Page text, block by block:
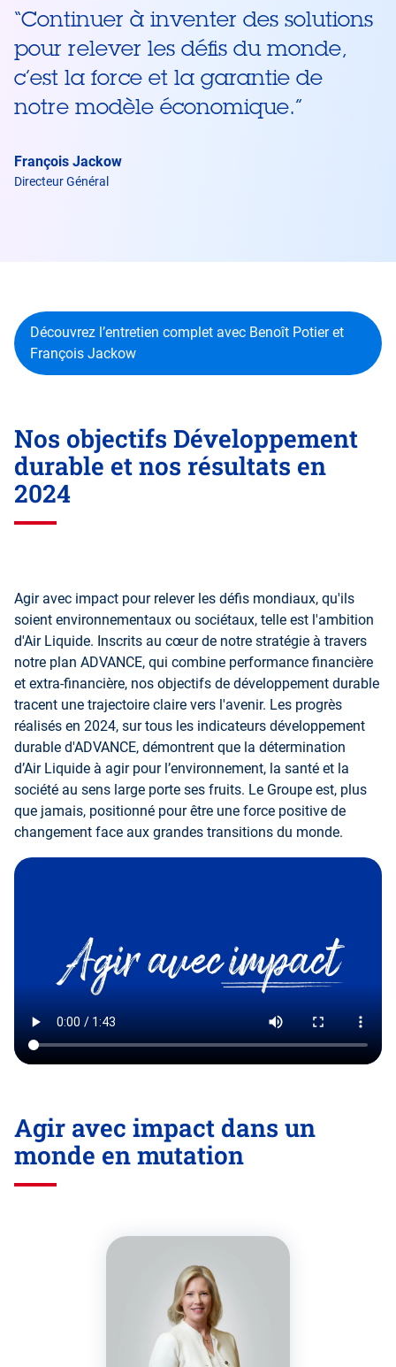
“Continuer à inventer des solutions
pour relever les défis du monde,
c’est la force et la garantie de
notre modèle économique.”
François Jackow
Directeur Général
Découvrez l’entretien complet avec Benoît Potier et
François Jackow
Nos objectifs Développement
durable et nos résultats en
2024
Agir avec impact pour relever les défis mondiaux, qu'ils
soient environnementaux ou sociétaux, telle est l'ambition
d'Air Liquide. Inscrits au cœur de notre stratégie à travers
notre plan ADVANCE, qui combine performance financière
et extra-financière, nos objectifs de développement durable
tracent une trajectoire claire vers l'avenir. Les progrès
réalisés en 2024, sur tous les indicateurs développement
durable d'ADVANCE, démontrent que la détermination
d’Air Liquide à agir pour l’environnement, la santé et la
société au sens large porte ses fruits. Le Groupe est, plus
que jamais, positionné pour être une force positive de
changement face aux grandes transitions du monde.
Agir avec impact dans un
monde en mutation